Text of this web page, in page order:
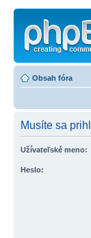
Obsah fóra
Musíte sa
Užívateľské meno:
Heslo: